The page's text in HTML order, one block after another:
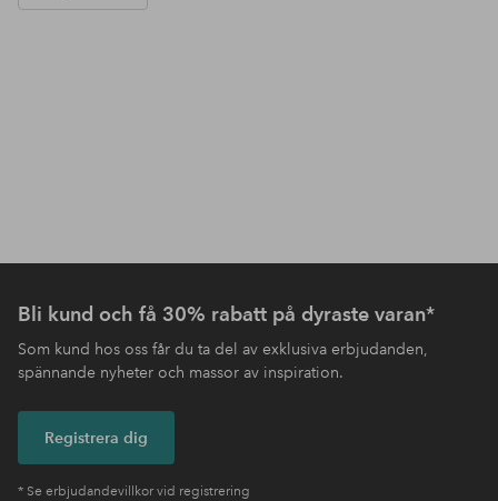
Bli kund och få 30% rabatt på dyraste varan*
Som kund hos oss får du ta del av exklusiva erbjudanden,
spännande nyheter och massor av inspiration.
Registrera dig
* Se erbjudandevillkor vid registrering